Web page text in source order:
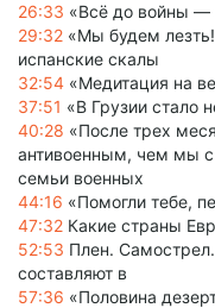
26:33 «Всё до войны —
29:32 «Мы будем
испанские скалы
32:54 «Медитация на
37:51 «В Грузии стало
40:28 «После трех
антивоенным, чем мы с
семьи военных
44:16 «Помогли тебе,
47:32 Какие страны
52:53 Плен.
составляют в
57:36 «Половина